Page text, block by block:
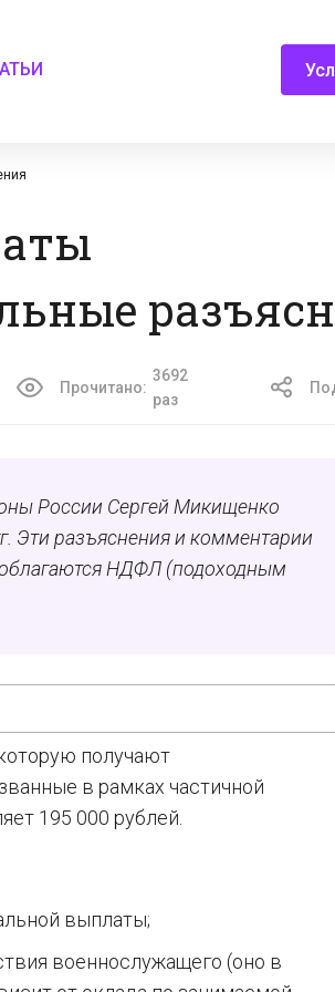
Прочитано:
3692
раз
России Сергей Микищенко
Эти разъяснения и комментарии
НДФЛ (подоходным
получают
в рамках частичной
195 000 рублей.
выплаты;
военнослужащего (оно в